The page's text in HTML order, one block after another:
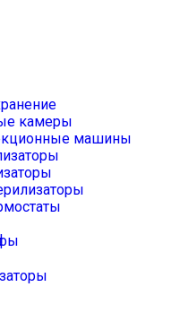
камеры
машины